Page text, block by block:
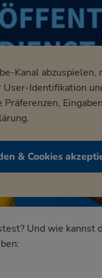
Kanal abzuspielen,
User-Identifikation
.
& Cookies
Und wie kannst